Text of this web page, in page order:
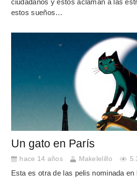
estos sueños…
Un gato en París
hace 14 años Makelelillo
Esta es otra de las pelis nominada